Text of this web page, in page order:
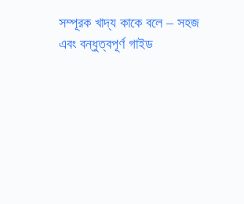
সম্পূরক খাদ্য কাকে বলে – সহজ
এবং বন্ধুত্বপূর্ণ গাইড